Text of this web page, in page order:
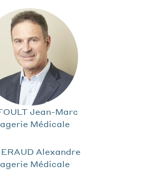
Jean-Marc
Médicale
Alexandre
Médicale